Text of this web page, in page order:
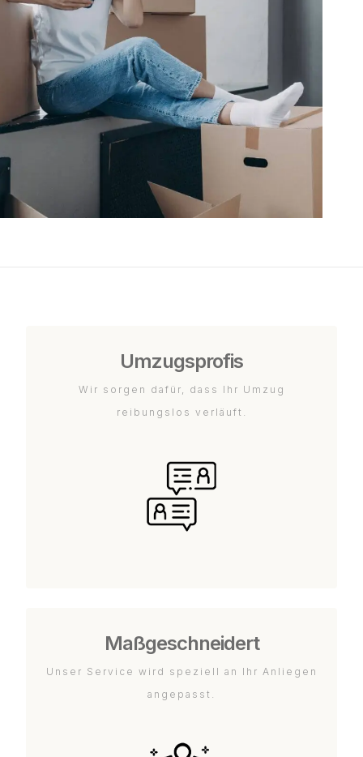
Umzugsprofis
Wir sorgen dafür, dass Ihr Umzug
reibungslos verläuft.
Maßgeschneidert
Unser Service wird speziell an Ihr Anliegen
angepasst.